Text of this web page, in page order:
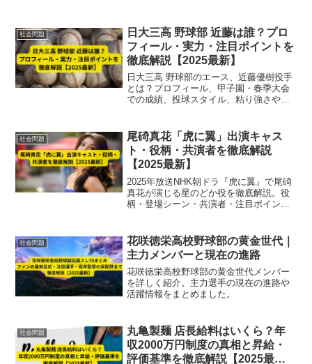
社会問題
日大三高 野球部 近藤は誰？プロ
フィール・実力・注目ポイントを
徹底解説【2025最新】
日大三高 野球部のエース、近藤優樹投手
とは？プロフィール、甲子園・春季大会
での成績、投球スタイル、粘り強さや注
社会問題
尾碕真花「虎に翼」出演キャス
ト・役柄・共演者を徹底解説
【2025最新】
2025年放送NHK朝ドラ『虎に翼』で尾碕
真花が演じる星のどか役を徹底解説。役
柄・登場シーン・共演者・注目ポイント
社会問題
花咲徳栄高校野球部の黄金世代｜
主力メンバーと現在の進路
花咲徳栄高校野球部の黄金世代メンバー
を詳しく紹介。主力選手の現在の進路や
活躍情報をまとめました。
社会問題
丸亀製麺 店長給料はいくら？年
収2000万円制度の真相と昇給・
評価基準を徹底解説【2025最